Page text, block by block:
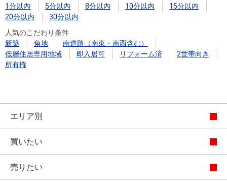
1分以内
5分以内 8分以内 10分以内
15分以内
20分以内
30分以内
人気のこだわり条件
新築
角地
南道路（南東・南西含む）
低層住居専用地域
即入居可 リフォーム済
2世帯向き
所有権
エリア別
買いたい
売りたい